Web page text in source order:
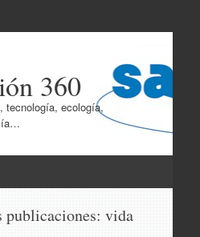
360
tecnología, ecología,
publicaciones: vida